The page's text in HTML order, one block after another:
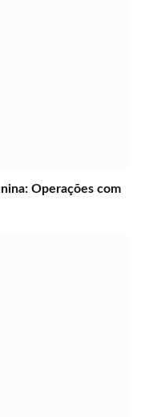
Operações com